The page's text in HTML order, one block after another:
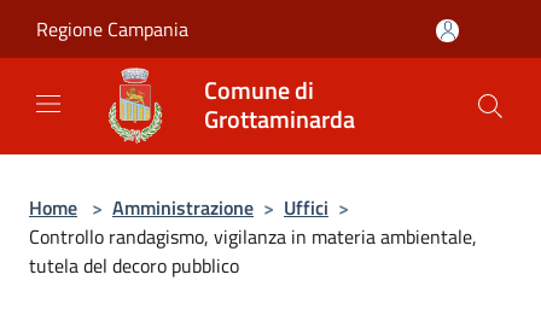
Regione Campania
Comune di
Grottaminarda
Home > Amministrazione > Uffici >
Controllo randagismo, vigilanza in materia ambientale,
tutela del decoro pubblico